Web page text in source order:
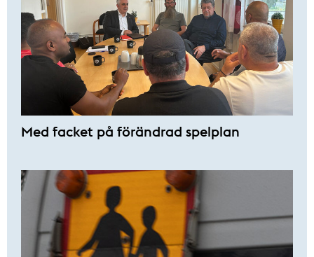
Med facket på förändrad spelplan